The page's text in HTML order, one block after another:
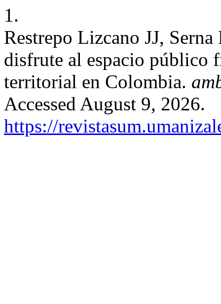
1.
Restrepo Lizcano JJ,
disfrute al espacio público
territorial en Colombia.
Accessed August 9, 2026.
https://